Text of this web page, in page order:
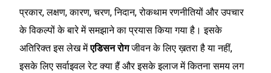
प्रकार, लक्षण, कारण, चरण, निदान, रोकथाम रणनीतियों और उपचार
के विकल्पों के बारे में समझाने का प्रयास किया गया है। इसके
अतिरिक्त इस लेख मेंएडिसन रोगजीवन के लिए ख़तरा है या नहीं,
इसके लिए सर्वाइवल रेट क्या हैं और इसके इलाज में कितना समय लग